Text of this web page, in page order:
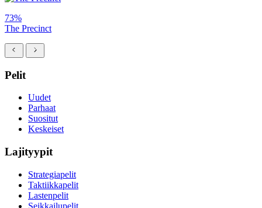
73%
The Precinct
Pelit
Uudet
Parhaat
Suositut
Keskeiset
Lajityypit
Strategiapelit
Taktiikkapelit
Lastenpelit
Seikkailupelit